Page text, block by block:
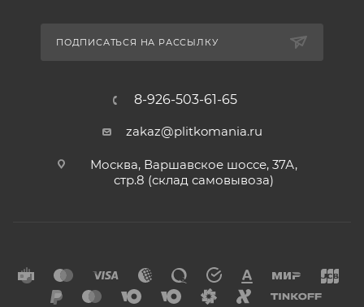
ПОДПИСАТЬСЯ НА РАССЫЛКУ
8-926-503-61-65
zakaz@plitkomania.ru
Москва, Варшавское шоссе, 37А,
стр.8 (склад самовывоза)